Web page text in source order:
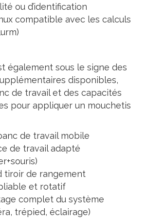
ou d’identification
compatible avec les calculs
également sous le signe des
disponibles,
de travail et des capacités
pour appliquer un mouchetis
de travail mobile
de travail adapté
tiroir de rangement
et rotatif
complet du système
trépied, éclairage)